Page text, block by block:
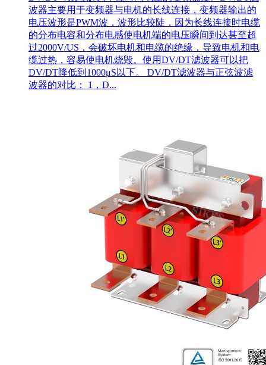
波器主要用于变频器与电机的长线连接，变频器输出的
电压波形是PWM波，波形比较陡，因为长线连接时电缆
的分布电容和分布电感使电机端的电压瞬间到达甚至超
过2000V/US，会破坏电机和电缆的绝缘，导致电机和电
缆过热，容易使电机烧毁。使用DV/DT滤波器可以把
DV/DT降低到1000μS以下。 DV/DT滤波器与正弦波滤
波器的对比： 1，D...